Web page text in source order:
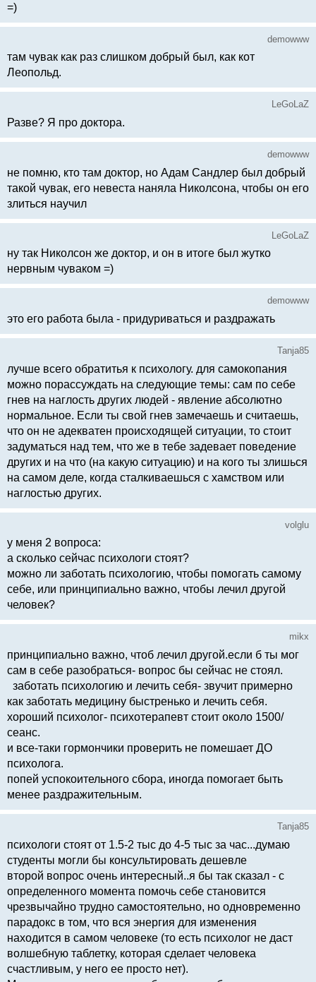
=)
demowww
там чувак как раз слишком добрый был, как кот
Леопольд.
LeGoLaZ
Разве? Я про доктора.
demowww
не помню, кто там доктор, но Адам Сандлер был добрый
такой чувак, его невеста наняла Николсона, чтобы он его
злиться научил
LeGoLaZ
ну так Николсон же доктор, и он в итоге был жутко
нервным чуваком =)
demowww
это его работа была - придуриваться и раздражать
Tanja85
лучше всего обратитья к психологу. для самокопания
можно порассуждать на следующие темы: сам по себе
гнев на наглость других людей - явление абсолютно
нормальное. Если ты свой гнев замечаешь и считаешь,
что он не адекватен происходящей ситуации, то стоит
задуматься над тем, что же в тебе задевает поведение
других и на что (на какую ситуацию) и на кого ты злишься
на самом деле, когда сталкиваешься с хамством или
наглостью других.
volglu
у меня 2 вопроса:
а сколько сейчас психологи стоят?
можно ли заботать психологию, чтобы помогать самому
себе, или принципиально важно, чтобы лечил другой
человек?
mikx
принципиально важно, чтоб лечил другой.если б ты мог
сам в себе разобраться- вопрос бы сейчас не стоял.
заботать психологию и лечить себя- звучит примерно
как заботать медицину быстренько и лечить себя.
хороший психолог- психотерапевт стоит около 1500/
сеанс.
и все-таки гормончики проверить не помешает ДО
психолога.
попей успокоительного сбора, иногда помогает быть
менее раздражительным.
Tanja85
психологи стоят от 1.5-2 тыс до 4-5 тыс за час...думаю
студенты могли бы консультировать дешевле
второй вопрос очень интересный..я бы так сказал - с
определенного момента помочь себе становится
чрезвычайно трудно самостоятельно, но одновременно
парадокс в том, что вся энергия для изменения
находится в самом человеке (то есть психолог не даст
волшебную таблетку, которая сделает человека
счастливым, у него ее просто нет).